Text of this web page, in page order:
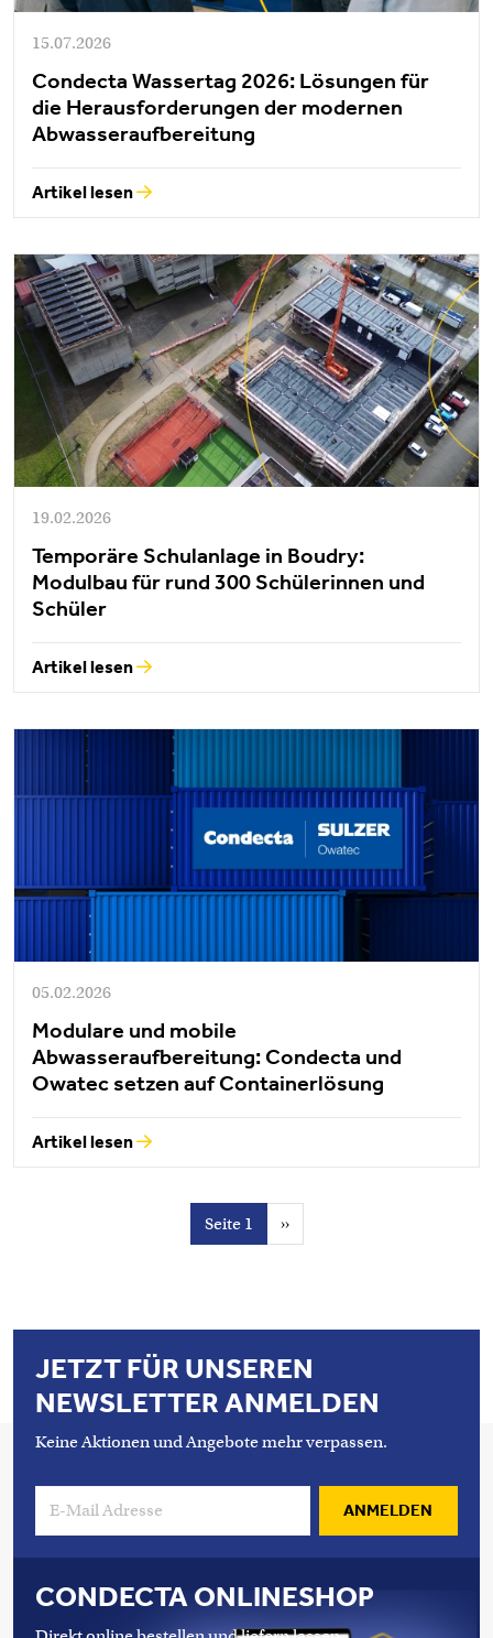
15.07.2026
Condecta Wassertag 2026: Lösungen für
die Herausforderungen der modernen
Abwasseraufbereitung
Artikel lesen
19.02.2026
Temporäre Schulanlage in Boudry:
Modulbau für rund 300 Schülerinnen und
Schüler
Artikel lesen
05.02.2026
Modulare und mobile
Abwasseraufbereitung: Condecta und
Owatec setzen auf Containerlösung
Artikel lesen
Seitennummerierung
Seite 1 Nächste Seite
››
JETZT FÜR UNSEREN
NEWSLETTER ANMELDEN
Keine Aktionen und Angebote mehr verpassen.
ANMELDEN
CONDECTA ONLINESHOP